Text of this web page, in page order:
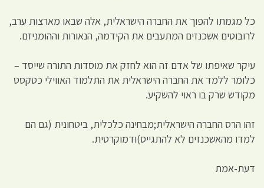
כל מגמתו להפוך את החברה הישראלית, אלה שבאו מארצות ערב,
לרובוטים אשכנזים המתעבים את הקידמה, הנאורות וההומניזם.
עיקר שאיפתו של אדם זה הוא לחזק את מוסדות התורה שייסד –
כלומר ללמד את החברה הישראלית את התלמוד האווילי כטקסט
מקודש שרק בו ראוי להשקיע.
זהו הרס החברה הישראלית;מבחינה כלכלית, ביטחונית (גם הם
למדו מהאשכנזים לא להתגייס)ודמוקרטית.
דעת-אמת